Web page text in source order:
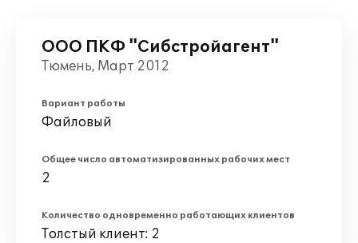
ООО ПКФ "Сибстройагент"
Тюмень, Март 2012
Вариант работы
Файловый
Общее число автоматизированных рабочих мест
2
Количество одновременно работающих клиентов
Толстый клиент: 2